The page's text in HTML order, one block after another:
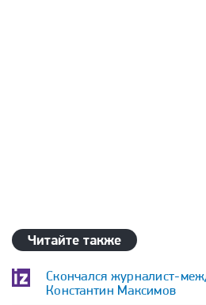
Читайте также
Скончался журналист-
Константин Максимов